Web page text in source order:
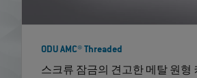
ODU AMC® Threaded
스크류 잠금의 견고한 메탈 원형